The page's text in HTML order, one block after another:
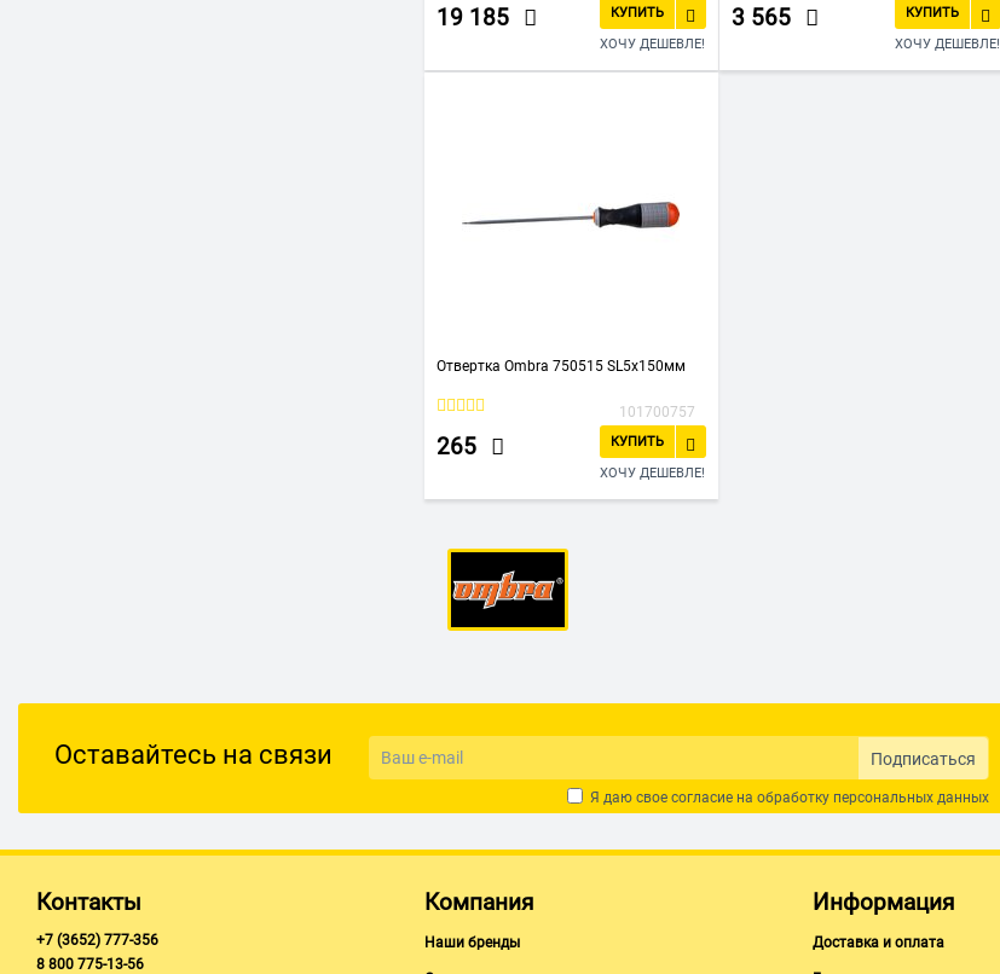
19 185
КУПИТЬ
ХОЧУ ДЕШЕВЛЕ!
3 565
КУПИТЬ
ХОЧУ ДЕШЕВЛЕ!
Отвертка Ombra 750515 SL5x150мм
101700757
265
КУПИТЬ
ХОЧУ ДЕШЕВЛЕ!
Оставайтесь на связи Подписаться
Я даю свое согласие на обработку персональных данных
Контакты
+7 (3652) 777-356
8 800 775-13-56
Компания
Наши бренды
Информация
Доставка и оплата